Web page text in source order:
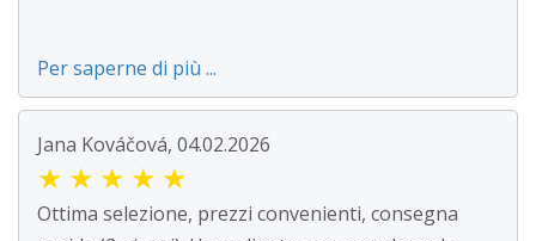
Per saperne di più ...
Jana Kováčová, 04.02.2026
★ ★ ★ ★ ★
Ottima selezione, prezzi convenienti, consegna